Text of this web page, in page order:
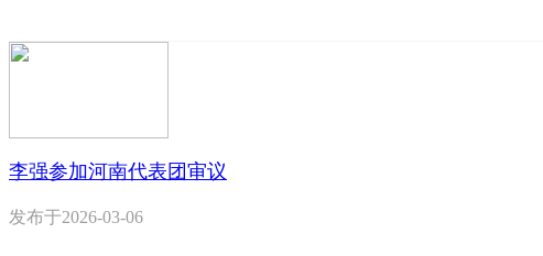
李强参加河南代表团审议
发布于2026-03-06